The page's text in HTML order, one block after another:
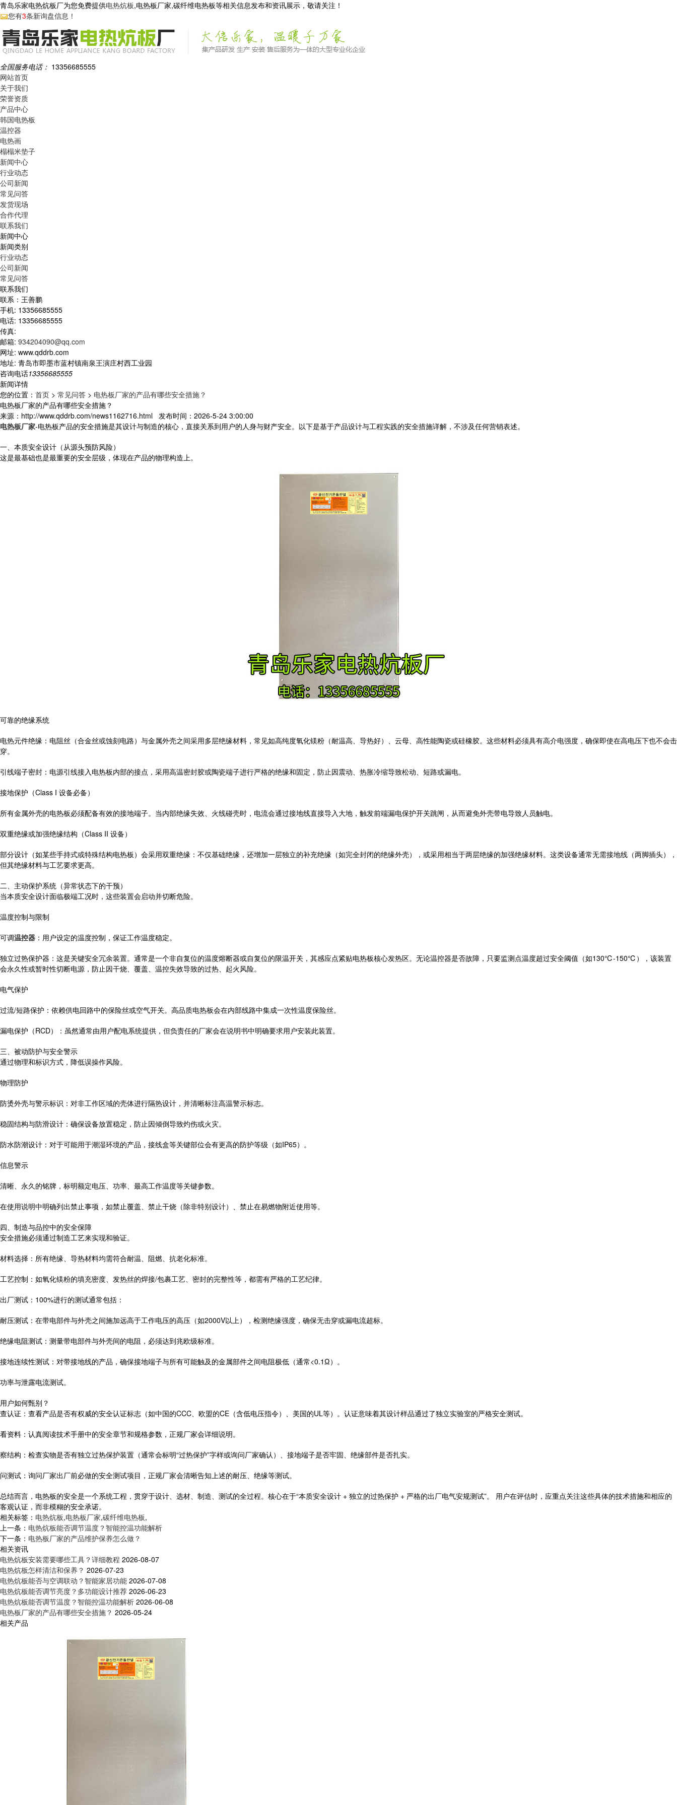
青岛乐家电热炕板厂为您免费提供电热炕板,电热板厂家,碳纤维电热板等相关信息发布和资讯展示，敬请关注！
您有3条新询盘信息！
全国服务电话： 13356685555
网站首页
关于我们
荣誉资质
产品中心
韩国电热板
温控器
电热画
榻榻米垫子
新闻中心
行业动态
公司新闻
常见问答
发货现场
合作代理
联系我们
新闻中心
新闻类别
行业动态
公司新闻
常见问答
联系我们
联系：王善鹏
手机: 13356685555
电话: 13356685555
传真:
邮箱: 934204090@qq.com
网址: www.qddrb.com
地址: 青岛市即墨市蓝村镇南泉王演庄村西工业园
咨询电话13356685555
新闻详情
您的位置： 首页 > 常见问答 > 电热板厂家的产品有哪些安全措施？
电热板厂家的产品有哪些安全措施？
来源：http://www.qddrb.com/news1162716.html 发布时间：2026-5-24 3:00:00
电热板厂家-电热板产品的安全措施是其设计与制造的核心，直接关系到用户的人身与财产安全。以下是基于产品设计与工程实践的安全措施详解，不涉及任何营销表述。
一、本质安全设计（从源头预防风险）
这是最基础也是最重要的安全层级，体现在产品的物理构造上。
可靠的绝缘系统
电热元件绝缘：电阻丝（合金丝或蚀刻电路）与金属外壳之间采用多层绝缘材料，常见如高纯度氧化镁粉（耐温高、导热好）、云母、高性能陶瓷或硅橡胶。这些材料必须具有高介电强度，确保即使在高电压下也不会击
穿。
引线端子密封：电源引线接入电热板内部的接点，采用高温密封胶或陶瓷端子进行严格的绝缘和固定，防止因震动、热胀冷缩导致松动、短路或漏电。
接地保护（Class I 设备必备）
所有金属外壳的电热板必须配备有效的接地端子。当内部绝缘失效、火线碰壳时，电流会通过接地线直接导入大地，触发前端漏电保护开关跳闸，从而避免外壳带电导致人员触电。
双重绝缘或加强绝缘结构（Class II 设备）
部分设计（如某些手持式或特殊结构电热板）会采用双重绝缘：不仅基础绝缘，还增加一层独立的补充绝缘（如完全封闭的绝缘外壳），或采用相当于两层绝缘的加强绝缘材料。这类设备通常无需接地线（两脚插头），
但其绝缘材料与工艺要求更高。
二、主动保护系统（异常状态下的干预）
当本质安全设计面临极端工况时，这些装置会启动并切断危险。
温度控制与限制
可调温控器 ：用户设定的温度控制，保证工作温度稳定。
独立过热保护器：这是关键安全冗余装置。通常是一个非自复位的温度熔断器或自复位的限温开关，其感应点紧贴电热板核心发热区。无论温控器是否故障，只要监测点温度超过安全阈值（如130℃-150℃），该装置
会永久性或暂时性切断电源，防止因干烧、覆盖、温控失效导致的过热、起火风险。
电气保护
过流/短路保护：依赖供电回路中的保险丝或空气开关。高品质电热板会在内部线路中集成一次性温度保险丝。
漏电保护（RCD）：虽然通常由用户配电系统提供，但负责任的厂家会在说明书中明确要求用户安装此装置。
三、被动防护与安全警示
通过物理和标识方式，降低误操作风险。
物理防护
防烫外壳与警示标识：对非工作区域的壳体进行隔热设计，并清晰标注高温警示标志。
稳固结构与防滑设计：确保设备放置稳定，防止因倾倒导致灼伤或火灾。
防水防潮设计：对于可能用于潮湿环境的产品，接线盒等关键部位会有更高的防护等级（如IP65）。
信息警示
清晰、永久的铭牌，标明额定电压、功率、最高工作温度等关键参数。
在使用说明中明确列出禁止事项，如禁止覆盖、禁止干烧（除非特别设计）、禁止在易燃物附近使用等。
四、制造与品控中的安全保障
安全措施必须通过制造工艺来实现和验证。
材料选择：所有绝缘、导热材料均需符合耐温、阻燃、抗老化标准。
工艺控制：如氧化镁粉的填充密度、发热丝的焊接/包裹工艺、密封的完整性等，都需有严格的工艺纪律。
出厂测试：100%进行的测试通常包括：
耐压测试：在带电部件与外壳之间施加远高于工作电压的高压（如2000V以上），检测绝缘强度，确保无击穿或漏电流超标。
绝缘电阻测试：测量带电部件与外壳间的电阻，必须达到兆欧级标准。
接地连续性测试：对带接地线的产品，确保接地端子与所有可能触及的金属部件之间电阻极低（通常<0.1Ω）。
功率与泄露电流测试。
用户如何甄别？
查认证：查看产品是否有权威的安全认证标志（如中国的CCC、欧盟的CE（含低电压指令）、美国的UL等）。认证意味着其设计样品通过了独立实验室的严格安全测试。
看资料：认真阅读技术手册中的安全章节和规格参数，正规厂家会详细说明。
察结构：检查实物是否有独立过热保护装置（通常会标明“过热保护”字样或询问厂家确认）、接地端子是否牢固、绝缘部件是否扎实。
问测试：询问厂家出厂前必做的安全测试项目，正规厂家会清晰告知上述的耐压、绝缘等测试。
总结而言，电热板的安全是一个系统工程，贯穿于设计、选材、制造、测试的全过程。核心在于“本质安全设计 + 独立的过热保护 + 严格的出厂电气安规测试”。 用户在评估时，应重点关注这些具体的技术措施和相应的
客观认证，而非模糊的安全承诺。
相关标签： 电热炕板,电热板厂家,碳纤维电热板,
上一条： 电热炕板能否调节温度？智能控温功能解析
下一条： 电热板厂家的产品维护保养怎么做？
相关资讯
电热炕板安装需要哪些工具？详细教程 2026-08-07
电热炕板怎样清洁和保养？ 2026-07-23
电热炕板能否与空调联动？智能家居功能 2026-07-08
电热炕板能否调节亮度？多功能设计推荐 2026-06-23
电热炕板能否调节温度？智能控温功能解析 2026-06-08
电热板厂家的产品有哪些安全措施？ 2026-05-24
相关产品